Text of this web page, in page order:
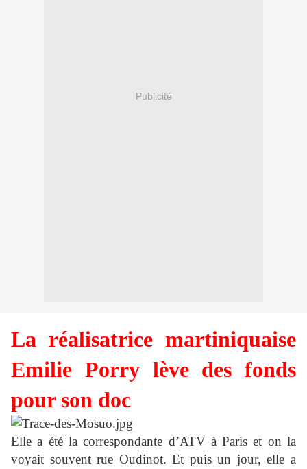
Publicité
La réalisatrice martiniquaise
Emilie Porry lève des fonds
pour son doc
Elle a été la correspondante d’ATV à Paris et on la
voyait souvent rue Oudinot. Et puis un jour, elle a